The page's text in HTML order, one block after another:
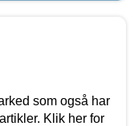
som også har
Klik her for